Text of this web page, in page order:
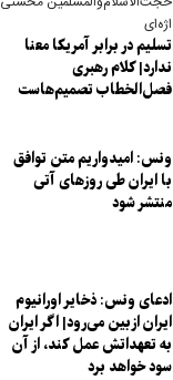
اژه‌ای
تسلیم در برابر آمریکا معنا
ندارد| کلام رهبری
فصل‌الخطاب تصمیم‌هاست
ونس: امیدواریم متن توافق
با ایران طی روز‌های آتی
منتشر شود
ادعای ونس: ذخایر اورانیوم
ایران ازبین می‌رود| اگر ایران
به تعهداتش عمل کند، از آن
سود خواهد برد